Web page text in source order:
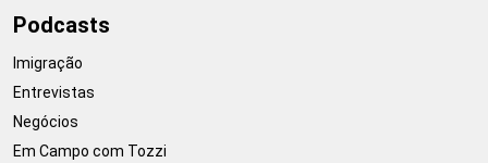
Podcasts
Imigração
Entrevistas
Negócios
Em Campo com Tozzi